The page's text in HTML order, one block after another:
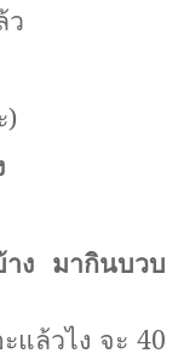
ว
)
าง มากินบวบ
แล้วไง จะ 40